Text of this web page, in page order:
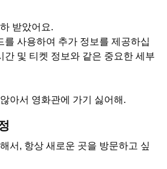
받았어요.
를 사용하여 추가 정보를 제공하십
간 및 티켓 정보와 같은 중요한 세부
아서 영화관에 가기 싫어해.
서, 항상 새로운 곳을 방문하고 싶